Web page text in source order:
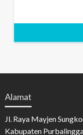
Alamat
Jl. Raya Mayjen
Kabupaten